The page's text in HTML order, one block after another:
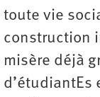
toute vie
construction
misère déjà
d’étudiantEs